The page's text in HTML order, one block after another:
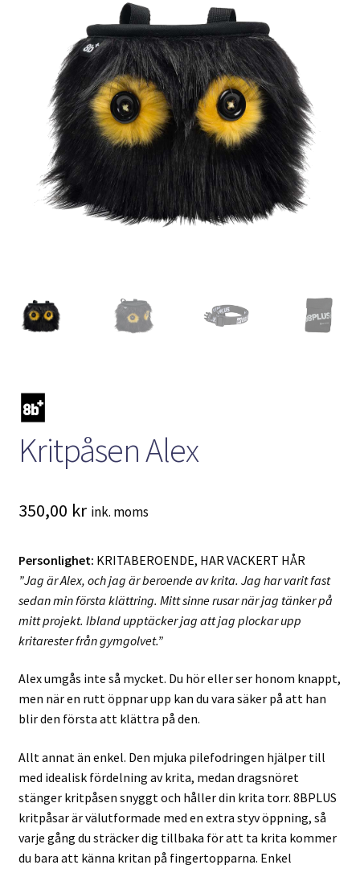
Kritpåsen Alex
350,00 kr ink. moms
Personlighet: KRITABEROENDE, HAR VACKERT HÅR
”Jag är Alex, och jag är beroende av krita. Jag har varit fast
sedan min första klättring. Mitt sinne rusar när jag tänker på
mitt projekt. Ibland upptäcker jag att jag plockar upp
kritarester från gymgolvet.”
Alex umgås inte så mycket. Du hör eller ser honom knappt,
men när en rutt öppnar upp kan du vara säker på att han
blir den första att klättra på den.
Allt annat än enkel. Den mjuka pilefodringen hjälper till
med idealisk fördelning av krita, medan dragsnöret
stänger kritpåsen snyggt och håller din krita torr. 8BPLUS
kritpåsar är välutformade med en extra styv öppning, så
varje gång du sträcker dig tillbaka för att ta krita kommer
du bara att känna kritan på fingertopparna. Enkel